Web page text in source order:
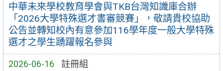
中華未來學校教育學會與TKB台灣知識庫合辦
「2026大學特殊選才書審競賽」，敬請貴校協助
公告並轉知校內有意參加116學年度一般大學特殊
選才之學生踴躍報名參與
2026-06-16 註冊組